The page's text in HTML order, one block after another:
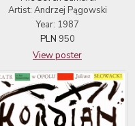
Artist: Andrzej Pągowski
Year: 1987
PLN 950
View poster